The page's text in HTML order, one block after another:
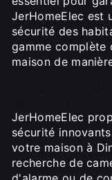
JerHomeElec est
sécurité des
gamme complète
maison de
JerHomeElec
sécurité
votre maison à
recherche de